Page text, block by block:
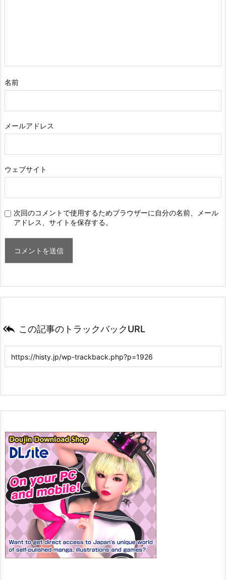
名前
メールアドレス
ウェブサイト
次回のコメントで使用するためブラウザーに自分の名前、メール
アドレス、サイトを保存する。
 この記事のトラックバックURL